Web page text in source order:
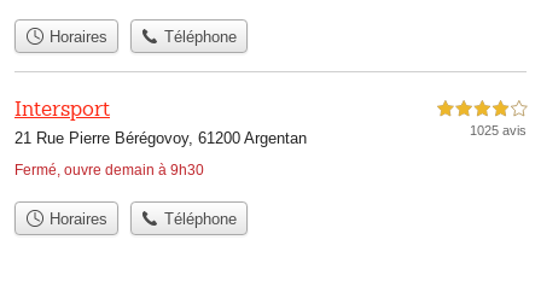
Horaires Téléphone
Intersport
21 Rue Pierre Bérégovoy, 61200 Argentan
Fermé, ouvre demain à 9h30
4,0 étoiles sur 5
1025 avis
Horaires Téléphone